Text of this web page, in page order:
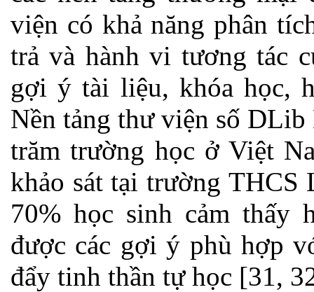
viện có khả năng phân
trả và hành vi tương tác
gợi ý tài liệu, khóa học,
Nền tảng thư viện số
trăm trường học ở Việt
khảo sát tại trường
70% học sinh cảm thấy
được các gợi ý phù hợp
đẩy tinh thần tự học [31,